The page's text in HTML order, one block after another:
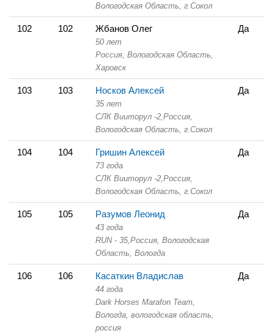
Вологодская Область, г.Сокол
102 102 Жбанов Олег
50 лет
Россия, Вологодская Область,
Харовск
Да
103 103 Носков Алексей
35 лет
СЛК Вииторул -2, Россия,
Вологодская Область, г.Сокол
Да
104 104 Гришин Алексей
73 года
СЛК Вииторул -2, Россия,
Вологодская Область, г.Сокол
Да
105 105 Разумов Леонид
43 года
RUN - 35, Россия, Вологодская
Область, Вологда
Да
106 106 Касаткин Владислав
44 года
Dark Horses Marafon Team,
Вологда, вологодская область,
россия
Да